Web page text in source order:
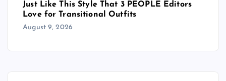
Just Like This Style That 3 PEOPLE Editors
Love for Transitional Outfits
August 9, 2026